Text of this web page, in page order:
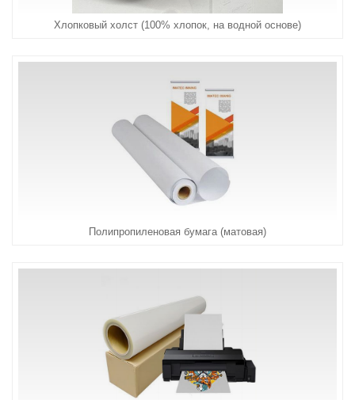
Хлопковый холст (100% хлопок, на водной основе)
Полипропиленовая бумага (матовая)